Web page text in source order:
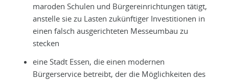
maroden Schulen und Bürgereinrichtungen tätigt,
anstelle sie zu Lasten zukünftiger Investitionen in
einen falsch ausgerichteten Messeumbau zu
stecken
eine Stadt Essen, die einen modernen
Bürgerservice betreibt, der die Möglichkeiten des